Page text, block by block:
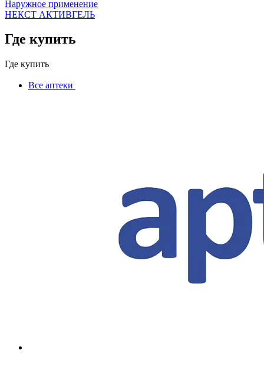
Наружное применение
НЕКСТ АКТИВГЕЛЬ
Где купить
Где купить
Все аптеки